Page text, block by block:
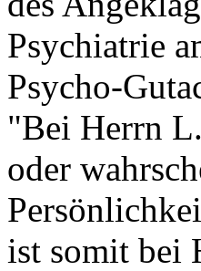
Psychiatrie
Psycho-
"Bei Herrn
oder
ist somit bei